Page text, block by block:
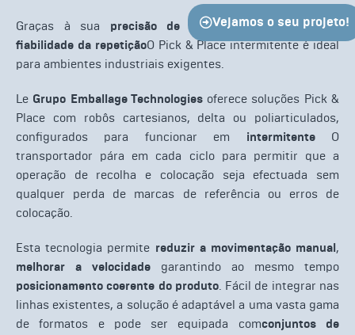
Vejamos o seu projeto!
Graças à sua precisão de posicionamento e a sua
fiabilidade da repetiçãoO Pick & Place intermitente é ideal
para ambientes industriais exigentes.
Le Grupo Emballage Technologiesoferece soluções Pick &
Place com robôs cartesianos, delta ou poliarticulados,
configurados para funcionar em intermitenteO
transportador pára em cada ciclo para permitir que a
operação de recolha e colocação seja efectuada sem
qualquer perda de marcas de referência ou erros de
colocação.
Esta tecnologia permite reduzir a movimentação manual,
melhorar a velocidade garantindo ao mesmo tempo
posicionamento coerente do produto. Fácil de integrar nas
linhas existentes, a solução é adaptável a uma vasta gama
de formatos e pode ser equipada comconjuntos de